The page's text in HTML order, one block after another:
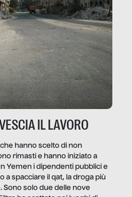
IL LAVORO
hanno scelto di non
rimasti e hanno iniziato a
Yemen i dipendenti pubblici e
a spacciare il qat, la droga più
Sono solo due delle nove